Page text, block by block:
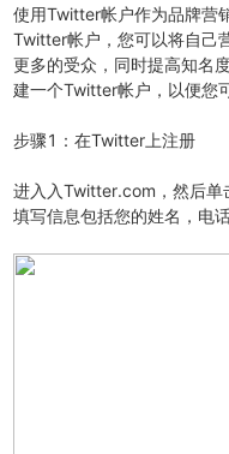
使用Twitter帐户作为品牌营
Twitter帐户，您可以将自己
更多的受众，同时提高知名
建一个Twitter帐户，以便您
步骤1：在Twitter上注册
进入入Twitter.com，然后单
填写信息包括您的姓名，电